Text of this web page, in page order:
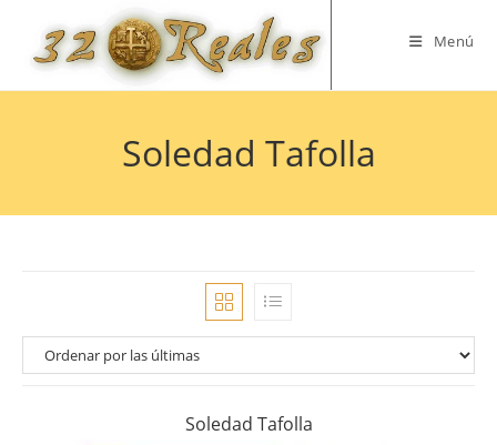
contenido
Menú
Soledad Tafolla
Soledad Tafolla